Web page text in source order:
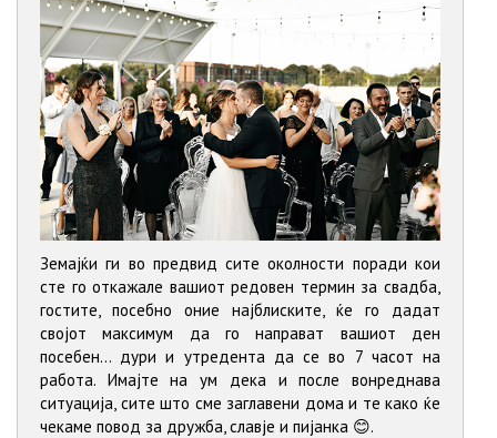
Земајќи ги во предвид сите околности поради кои
сте го откажале вашиот редовен термин за свадба,
гостите, посебно оние најблиските, ќе го дадат
својот максимум да го направат вашиот ден
посебен... дури и утредента да се во 7 часот на
работа. Имајте на ум дека и после вонреднава
ситуација, сите што сме заглавени дома и те како ќе
чекаме повод за дружба, славје и пијанка 😊.